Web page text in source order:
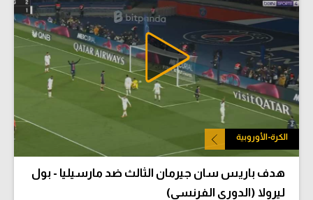
الكرة-الأوروبية
هدف باريس سان جيرمان الثالث ضد مارسيليا - بول
ليرولا (الدوري الفرنسي)